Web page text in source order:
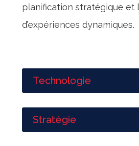
Technologie
Stratégie
planification stratégique et
d’expériences dynamiques.